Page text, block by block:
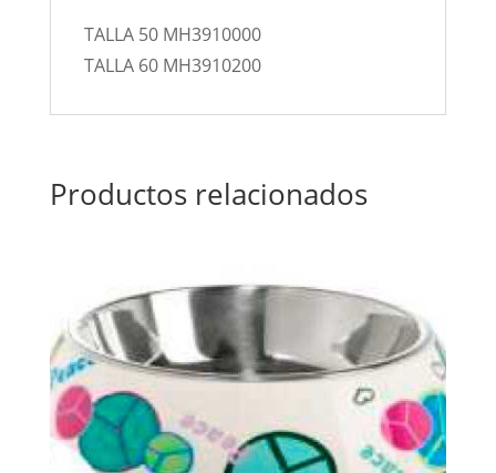
TALLA 50 MH3910000
TALLA 60 MH3910200
Productos relacionados